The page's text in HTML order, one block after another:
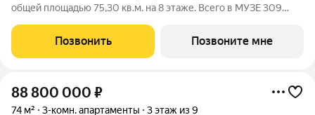
общей площадью 75,30 кв.м. на 8 этаже. Всего в МУЗЕ 309
террасами. Высота потолков от 3,5 до 4,65 м. Эксклюзивные
Позвонить Позвоните мне
88 800 000 ₽
74 м² 3-комн. апартаменты 3 этаж из 9